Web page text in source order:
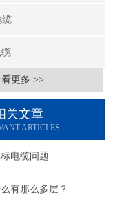
缆
缆
更多 >>
关文章
ARTICLES
电缆问题
有那么多层？